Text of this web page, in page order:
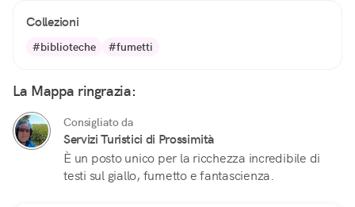
Collezioni
#biblioteche #fumetti
La Mappa ringrazia:
Consigliato da
Servizi Turistici di Prossimità
È un posto unico per la ricchezza incredibile di
testi sul giallo, fumetto e fantascienza.